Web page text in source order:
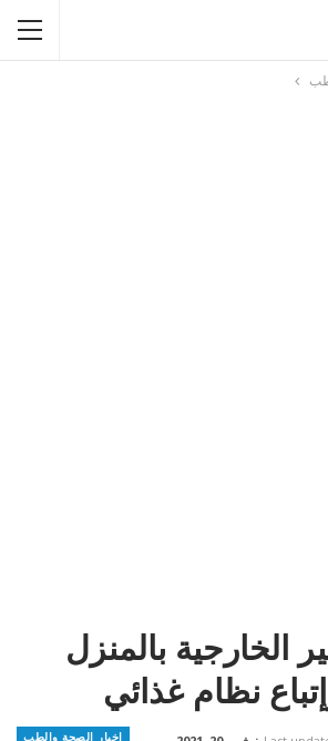
الخارجية بالمنزل
نظام غذائي
اخبار الصحة والطب